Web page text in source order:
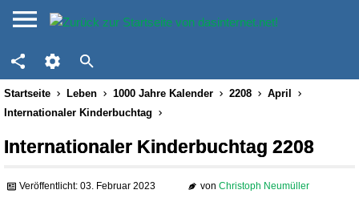
Startseite Leben 1000 Jahre Kalender 2208
April
Internationaler Kinderbuchtag
Internationaler Kinderbuchtag 2208
Veröffentlicht: 03. Februar 2023 von Christoph Neumüller